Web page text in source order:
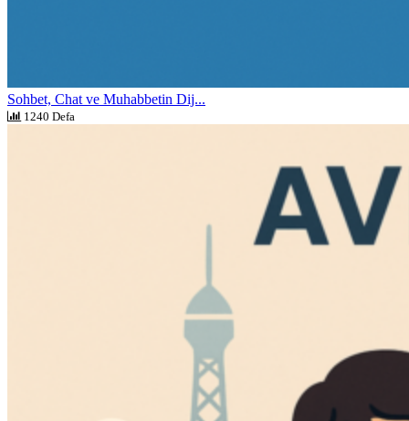
Sohbet, Chat ve Muhabbetin Dij...
1240 Defa